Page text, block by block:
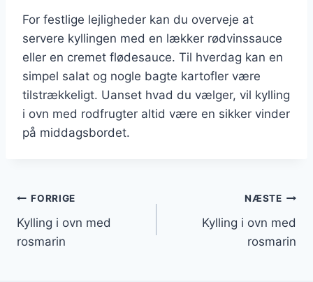
For festlige lejligheder kan du overveje at
servere kyllingen med en lækker rødvinssauce
eller en cremet flødesauce. Til hverdag kan en
simpel salat og nogle bagte kartofler være
tilstrækkeligt. Uanset hvad du vælger, vil kylling
i ovn med rodfrugter altid være en sikker vinder
på middagsbordet.
Indlægsnavigation
FORRIGE
Kylling i ovn med
rosmarin
NÆSTE
Kylling i ovn med
rosmarin